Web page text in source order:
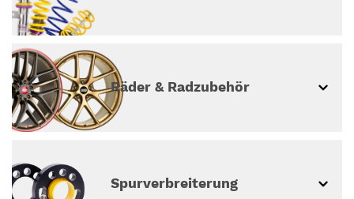
Räder & Radzubehör
Spur­ver­breiterung